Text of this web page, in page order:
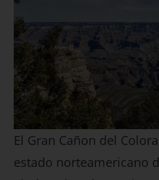
El Gran Cañon del
estado norteamericano